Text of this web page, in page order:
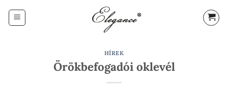
HÍREK
Örökbefogadói oklevél